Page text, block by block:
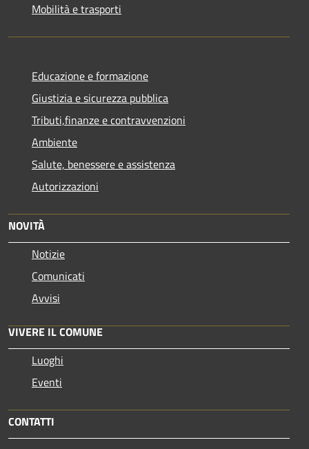
Mobilità e trasporti
Educazione e formazione
Giustizia e sicurezza pubblica
Tributi,finanze e contravvenzioni
Ambiente
Salute, benessere e assistenza
Autorizzazioni
NOVITÀ
Notizie
Comunicati
Avvisi
VIVERE IL COMUNE
Luoghi
Eventi
CONTATTI